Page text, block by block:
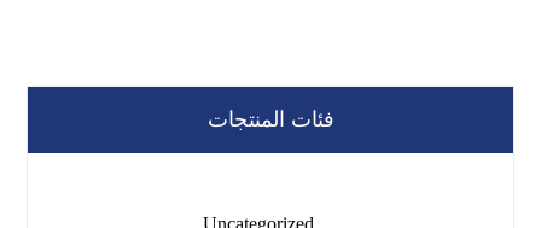
فئات المنتجات
Uncategorized